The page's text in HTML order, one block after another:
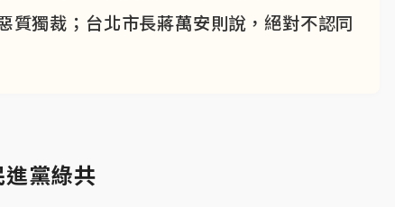
質獨裁；台北市長蔣萬安則說，絕對不認同
黨綠共